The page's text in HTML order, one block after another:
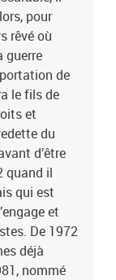
pour
rêvé où
guerre
de
le fils de
et
du
d’être
quand il
qui est
et
De 1972
déjà
nommé